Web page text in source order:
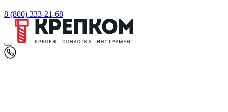
8 (800) 333-21-68